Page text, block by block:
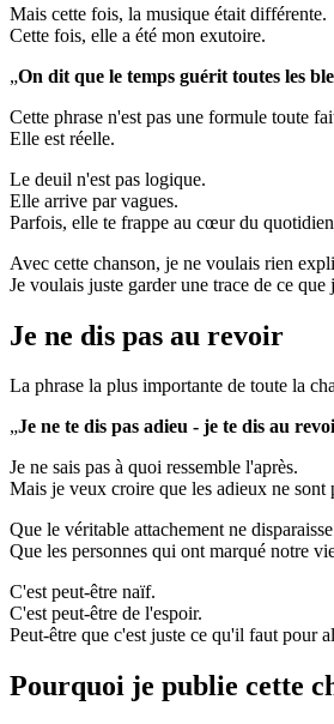
Mais cette fois, la musique était différente.
Cette fois, elle a été mon exutoire.
„On dit que le temps guérit toutes les
Cette phrase n'est pas une formule toute
Elle est réelle.
Le deuil n'est pas logique.
Elle arrive par vagues.
Parfois, elle te frappe au cœur du
Avec cette chanson, je ne voulais rien
Je voulais juste garder une trace de ce que
Je ne dis pas au revoir
La phrase la plus importante de toute la
„Je ne te dis pas adieu - je te dis au
Je ne sais pas à quoi ressemble l'après.
Mais je veux croire que les adieux ne sont
Que le véritable attachement ne
Que les personnes qui ont marqué notre
C'est peut-être naïf.
C'est peut-être de l'espoir.
Peut-être que c'est juste ce qu'il faut pour
Pourquoi je publie cette